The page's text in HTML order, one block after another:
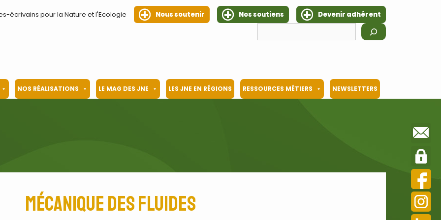
écrivains pour la Nature et l'Ecologie Nous soutenir Nos soutiens
Devenir adhérent
NOS RÉALISATIONS LE MAG DES JNE LES JNE EN RÉGIONS RESSOURCES MÉTIERS NEWSLETTERS
Mécanique des fluides